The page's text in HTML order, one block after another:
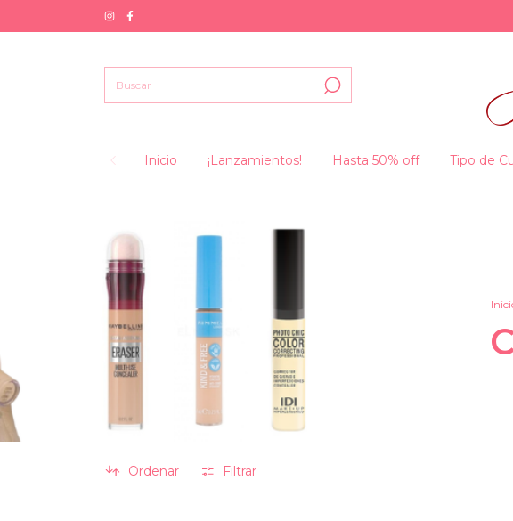
Inicio ¡Lanzamientos! Hasta 50% off Tipo de
Ordenar Filtrar